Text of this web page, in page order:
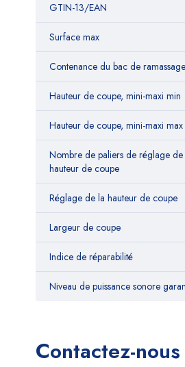
GTIN-13/EAN
Surface max
Contenance du bac de ramassage
Hauteur de coupe, mini-maxi min
Hauteur de coupe, mini-maxi max
Nombre de paliers de réglage de
hauteur de coupe
Réglage de la hauteur de coupe
Largeur de coupe
Indice de réparabilité
Niveau de puissance sonore
Contactez-